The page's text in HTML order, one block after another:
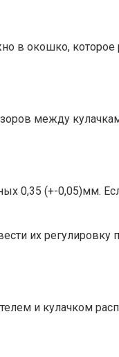
окошко, которое
между
0,35 (+-0,05)мм.
их
и кулачком